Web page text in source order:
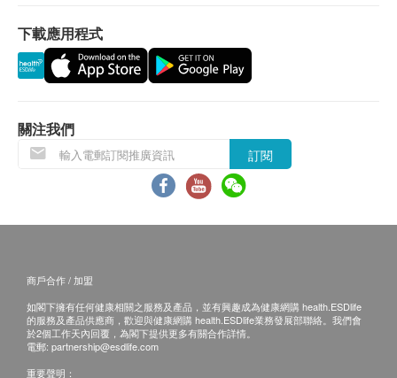
眾假期休息。
我們將於確定訂單後2-5個工作天內安排發貨。
不排除運送時間會因節日而有所影響。當八號烈風
會延遲。
所有訂單須視乎相關貨品的供應情況再作最後確
認。倘若健康網購health.ESDlife未能提供任何訂
單上的貨品，健康網購health.ESDlife有權拒絕接
退換條款：
當顧客收取已訂購之貨品時，有責任檢查貨品是否
有損毀情況，一經確認簽收，恕不接受退換。
退換產品必須包裝完整，如退換之產品有任何殘缺
下載應用程式
關注我們
訂閱
商戶合作 / 加盟
如閣下擁有任何健康相關之服務及產品，並有興趣成為健康網購 health.ESDlife
的服務及產品供應商，歡迎與健康網購 health.ESDlife業務發展部聯絡。我們會
於2個工作天內回覆，為閣下提供更多有關合作詳情。
電郵: partnership@esdlife.com
重要聲明：